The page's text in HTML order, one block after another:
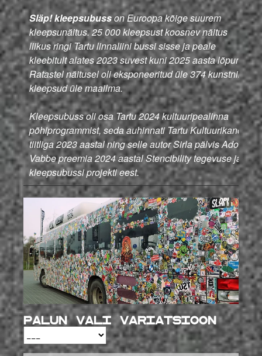
Släp! kleepsubusson Euroopa kõige suurem
kleepsunäitus. 25 000 kleepsust koosnev näitus
liikus ringi Tartu linnaliini bussi sisse ja peale
kleebitult alates 2023 suvest kuni 2025 aasta lõpuni.
Ratastel näitusel oli eksponeeritud üle 374 kunstniku
kleepsud üle maailma.
Kleepsubuss oli osa Tartu 2024 kultuuripealinna
põhiprogrammist, seda auhinnati Tartu Kultuurikandja
tiitliga 2023 aastal ning selle autor Sirla pälvis Ado
Vabbe preemia 2024 aastal Stencibility tegevuse ja
kleepsubussi projekti eest.
Palun vali variatsioon